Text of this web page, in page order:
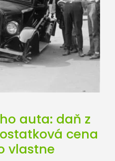
auta: daň z
cena
vlastne